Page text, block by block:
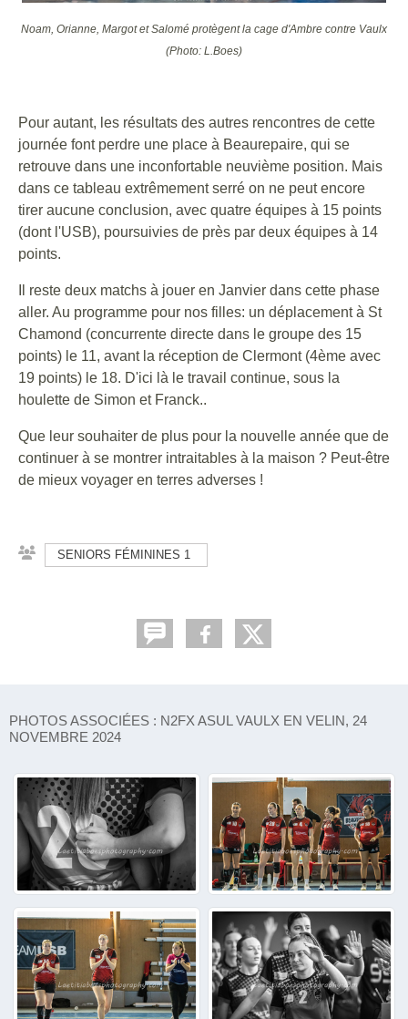
Noam, Orianne, Margot et Salomé protègent la cage d'Ambre contre Vaulx
(Photo: L.Boes)
Pour autant, les résultats des autres rencontres de cette
journée font perdre une place à Beaurepaire, qui se
retrouve dans une inconfortable neuvième position. Mais
dans ce tableau extrêmement serré on ne peut encore
tirer aucune conclusion, avec quatre équipes à 15 points
(dont l'USB), poursuivies de près par deux équipes à 14
points.
Il reste deux matchs à jouer en Janvier dans cette phase
aller. Au programme pour nos filles: un déplacement à St
Chamond (concurrente directe dans le groupe des 15
points) le 11, avant la réception de Clermont (4ème avec
19 points) le 18. D'ici là le travail continue, sous la
houlette de Simon et Franck..
Que leur souhaiter de plus pour la nouvelle année que de
continuer à se montrer intraitables à la maison ? Peut-être
de mieux voyager en terres adverses !
SENIORS FÉMININES 1
PHOTOS ASSOCIÉES : N2FX ASUL VAULX EN VELIN, 24
NOVEMBRE 2024